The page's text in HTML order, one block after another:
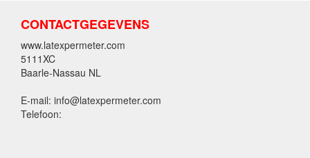
CONTACTGEGEVENS
www.latexpermeter.com
5111XC
Baarle-Nassau NL
E-mail: info@latexpermeter.com
Telefoon: